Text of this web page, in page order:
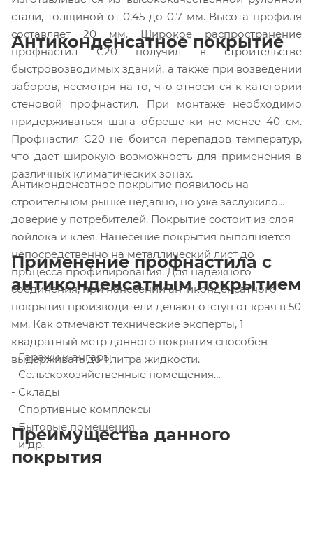
стали, толщиной от 0,45 до 0,7 мм. Высота профиля
составляет 20 мм. Широкое распространение
профнастил С20 получил в строительстве
быстровозводимых зданий, а также при возведении
заборов, несмотря на то, что относится к категории
стеновой профнастил. При монтаже необходимо
придерживаться шага обрешетки не менее 40 см.
Профнастил С20 не боится перепадов температур,
что дает широкую возможность для применения в
различных климатических зонах.
Антиконденсатное покрытие
Антиконденсатное покрытие появилось на
строительном рынке недавно, но уже заслужило
доверие у потребителей. Покрытие состоит из слоя
войлока и клея. Нанесение покрытия выполняется
непосредственно на металлический лист до
процесса профилирования. Для надежного
соединения, при нанесении антиконденсатного
покрытия производители делают отступ от края в 50
мм. Как отмечают технические эксперты, 1
квадратный метр данного покрытия способен
выдерживать до 1 литра жидкости.
Применение профнастила с
антиконденсатным покрытием
- Гаражи и ангары
- Сельскохозяйственные помещения
- Склады
- Спортивные комплексы
- Бытовые помещения
- и др.
Преимущества данного
покрытия